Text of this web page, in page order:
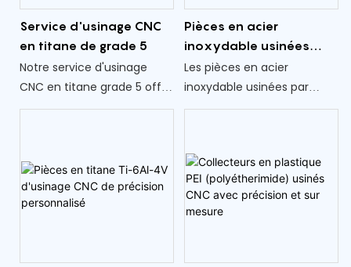
partenaire précieux pour les
clients exigeant à la fois
précision et cohérence
dans la production de leurs
pièces.
Service d'usinage CNC
en titane de grade 5
Notre service d'usinage
CNC en titane grade 5 offre
une fabrication de
utilisés dans diverses
industries
Pièces en acier
inoxydable usinées
CNC sur mesure,
tournage de type
Les pièces en acier
inoxydable usinées par
tournage de type suisse
telles que le médical,
l'automobile et
l'électronique, en raison de